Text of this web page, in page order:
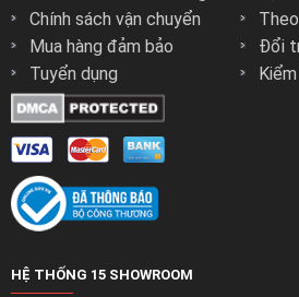
Xem Ngay: Mẫu Sofa Thư Giãn
Xem Ngay:Mẫu Sofa Vải Nỉ ( Vải
Xem Ngay:Mẫu Sofa Đơn
Xem Ngay:Mẫu Ghế Sofa Cổ Điển
Quý khách hàng ở tại
,Quận 6
Quận Thủ Đức sau khi đặt hàng sẽ
vòng 1 ngày làm việc ( nếu sản phẩm
9, Quận 12, Huyện Nhà Bè, Huyện Cần
Chính sách vận chuyển
Mua hàng đảm bảo
Tuyển dụng
Đổi
HỆ THỐNG 15 SHOWROOM